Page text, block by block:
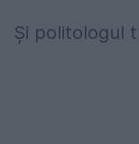
Și politologul